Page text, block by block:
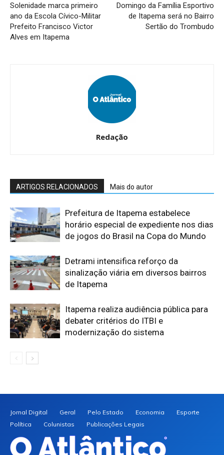
Solenidade marca primeiro
ano da Escola Cívico-Militar
Prefeito Francisco Victor
Alves em Itapema
Domingo da Família Esportivo
de Itapema será no Bairro
Sertão do Trombudo
Redação
ARTIGOS RELACIONADOS Mais do autor
Prefeitura de Itapema estabelece
horário especial de expediente nos dias
de jogos do Brasil na Copa do Mundo
Detrami intensifica reforço da
sinalização viária em diversos bairros
de Itapema
Itapema realiza audiência pública para
debater critérios do ITBI e
modernização do sistema
Jornal Digital Geral Pelo Estado Economia
Esporte
Política
Colunistas Publicações Legais